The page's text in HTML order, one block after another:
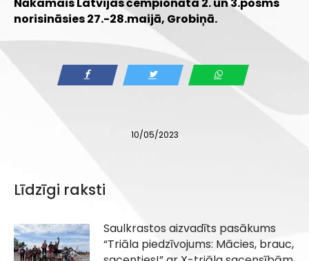
norisināsies 27.-28.maijā, Grobiņā.
10/05/2023
Līdzīgi raksti
Saulkrastos aizvadīts pasākums
“Triāla piedzīvojums: Mācies, brauc,